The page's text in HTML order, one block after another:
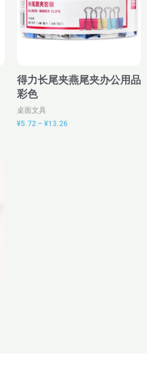
得力长尾夹燕尾夹办公用品
彩色
桌面文具
¥5.72 – ¥13.26